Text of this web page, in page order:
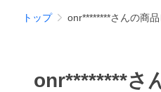
トップ onr********さんの商
onr********さ